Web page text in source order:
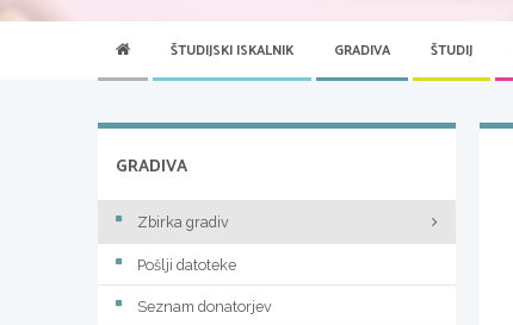
ŠTUDIJSKI ISKALNIK GRADIVA ŠTUDIJ
GRADIVA
Zbirka gradiv
Pošlji datoteke
Seznam donatorjev